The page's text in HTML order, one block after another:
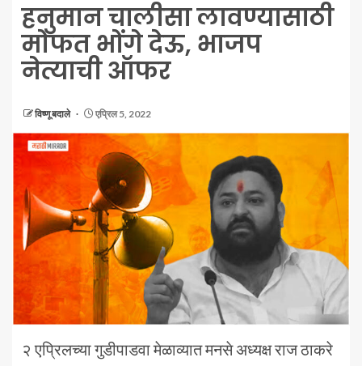
हनुमान चालीसा लावण्यासाठी
मोफत भोंगे देऊ, भाजप
नेत्याची ऑफर
विष्णू बदाले एप्रिल 5, 2022
२ एप्रिलच्या गुडीपाडवा मेळाव्यात मनसे अध्यक्ष राज ठाकरे